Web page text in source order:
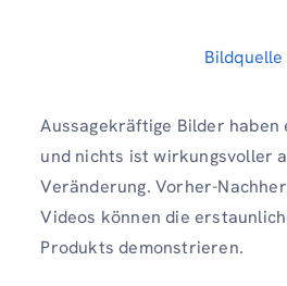
Bildquelle
Aussagekräftige Bilder
und nichts ist wirkungsvoller
Veränderung. Vorher-
Videos können die
Produkts demonstrieren.